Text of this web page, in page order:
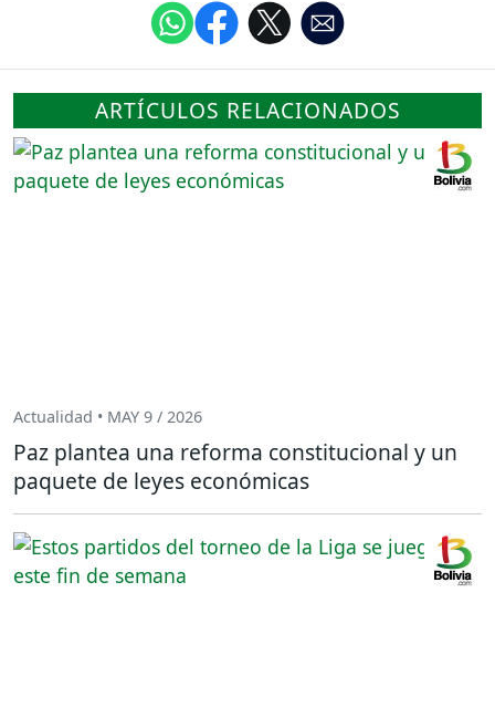
ARTÍCULOS RELACIONADOS
Actualidad • MAY 9 / 2026
Paz plantea una reforma constitucional y un
paquete de leyes económicas